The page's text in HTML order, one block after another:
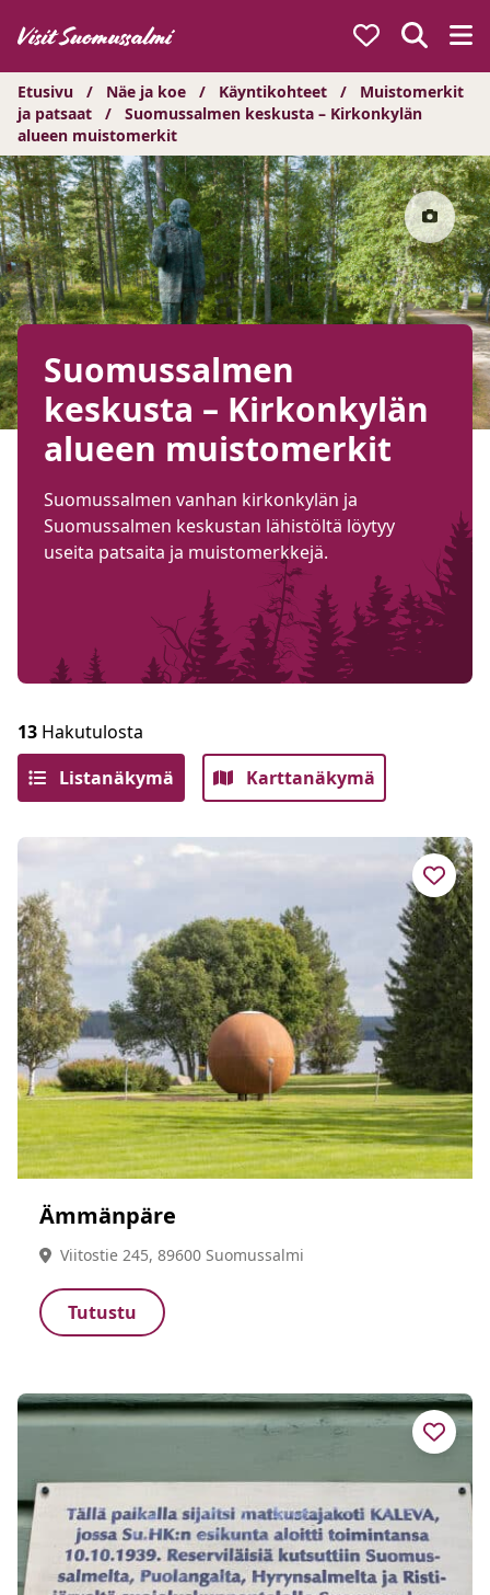
sisältöön
Etusivu / Näe ja koe / Käyntikohteet /
Muistomerkit
ja patsaat
/
Suomussalmen keskusta – Kirkonkylän
alueen muistomerkit
Suomussalmen
keskusta – Kirkonkylän
alueen muistomerkit
Suomussalmen vanhan kirkonkylän ja
Suomussalmen keskustan lähistöltä löytyy
useita patsaita ja muistomerkkejä.
13 Hakutulosta
Listanäkymä
Karttanäkymä
Ämmänpäre
Viitostie 245, 89600 Suomussalmi
Tutustu